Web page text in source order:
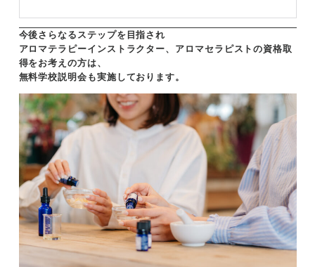
今後さらなるステップを目指され
アロマテラピーインストラクター、アロマセラピストの資格取
得をお考えの方は、
無料学校説明会も実施しております。